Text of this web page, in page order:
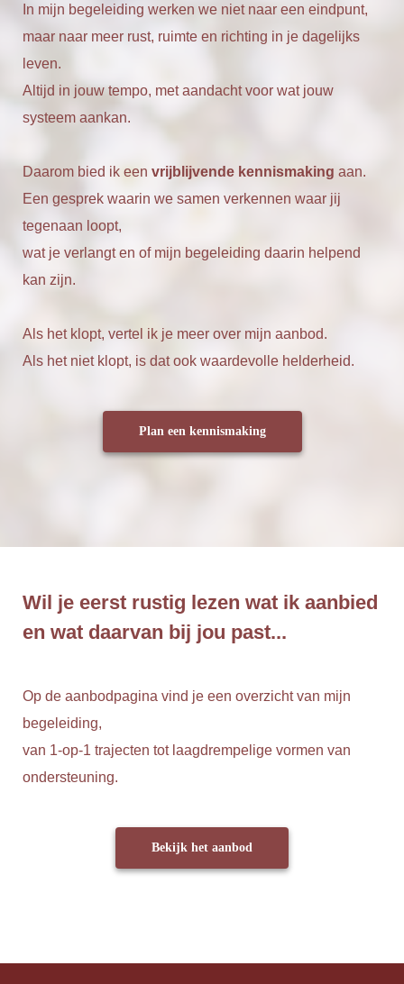
In mijn begeleiding werken we niet naar een eindpunt,
maar naar meer rust, ruimte en richting in je dagelijks
leven.
Altijd in jouw tempo, met aandacht voor wat jouw
systeem aankan.
Daarom bied ik een vrijblijvende kennismaking aan.
Een gesprek waarin we samen verkennen waar jij
tegenaan loopt,
wat je verlangt en of mijn begeleiding daarin helpend
kan zijn.
Als het klopt, vertel ik je meer over mijn aanbod.
Als het niet klopt, is dat ook waardevolle helderheid.
Plan een kennismaking
Wil je eerst rustig lezen wat ik aanbied
en wat daarvan bij jou past...
Op de aanbodpagina vind je een overzicht van mijn
begeleiding,
van 1-op-1 trajecten tot laagdrempelige vormen van
ondersteuning.
Bekijk het aanbod